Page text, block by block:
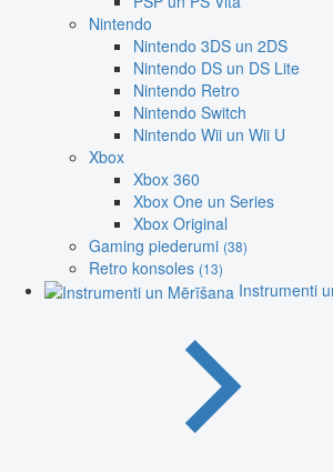
Nintendo
Nintendo 3DS un 2DS
Nintendo DS un DS Lite
Nintendo Retro
Nintendo Switch
Nintendo Wii un Wii U
Xbox
Xbox 360
Xbox One un Series
Xbox Original
Gaming piederumi (38)
Retro konsoles (13)
Instrumenti